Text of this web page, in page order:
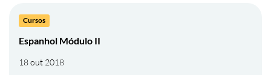
Cursos
Espanhol Módulo II
18 out 2018